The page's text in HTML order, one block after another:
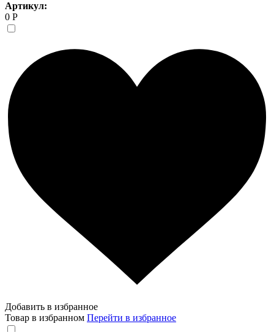
Артикул:
0 Р
Добавить в избранное
Товар в избранном Перейти в избранное